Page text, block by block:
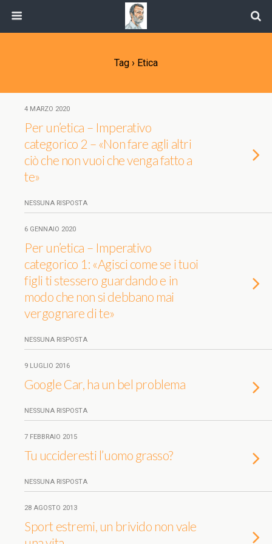
Tag › Etica
4 MARZO 2020
Per un’etica – Imperativo
categorico 2 – «Non fare agli altri
ciò che non vuoi che venga fatto a
te»
NESSUNA RISPOSTA
6 GENNAIO 2020
Per un’etica – Imperativo
categorico 1: «Agisci come se i tuoi
figli ti stessero guardando e in
modo che non si debbano mai
vergognare di te»
NESSUNA RISPOSTA
9 LUGLIO 2016
Google Car, ha un bel problema
NESSUNA RISPOSTA
7 FEBBRAIO 2015
Tu uccideresti l’uomo grasso?
NESSUNA RISPOSTA
28 AGOSTO 2013
Sport estremi, un brivido non vale